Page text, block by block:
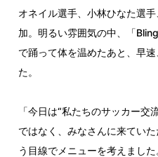
オネイル選手、小林ひなた選
加。明るい雰囲気の中、「
で踊って体を温めたあと、早
た。
「今日は“私たちのサッカー交
ではなく、みなさんに来てい
う目線でメニューを考えまし